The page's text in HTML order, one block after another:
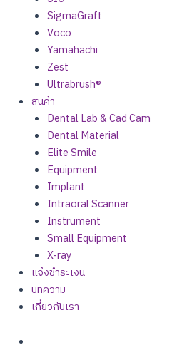
SigmaGraft
Voco
Yamahachi
Zest
Ultrabrush®
สินค้า
Dental Lab & Cad Cam
Dental Material
Elite Smile
Equipment
Implant
Intraoral Scanner
Instrument
Small Equipment
X-ray
แจ้งชำระเงิน
บทความ
เกี่ยวกับเรา